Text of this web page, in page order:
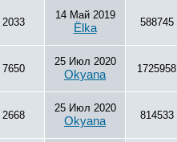
2033
14 Май 2019
Ёlka 588745
7650
25 Июл 2020
Okyana 1725958
2668
25 Июл 2020
Okyana 814533